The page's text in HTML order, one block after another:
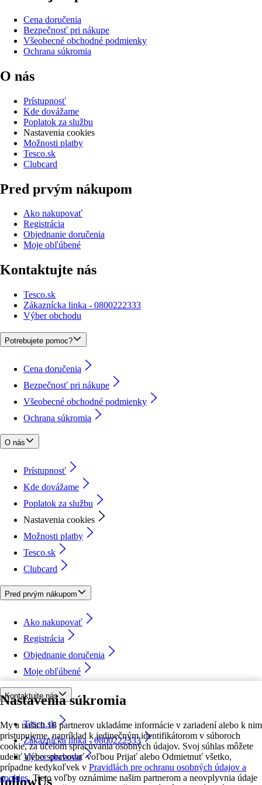
Nastavenia súkromia
My a našich 18 partnerov ukladáme informácie v zariadení alebo k nim
pristupujeme, napríklad k jedinečným identifikátorom v súboroch
cookie, za účelom spracúvania osobných údajov. Svoj súhlas môžete
udeliť alebo spravovať voľbou Prijať alebo Odmietnuť všetko,
prípadne kedykoľvek v Pravidlách pre ochranu osobných údajov a
cookies. Tieto voľby oznámime našim partnerom a neovplyvnia údaje
Cena doručenia
Bezpečnosť pri nákupe
Všeobecné obchodné podmienky
Ochrana súkromia
O nás
Prístupnosť
Kde dovážame
Poplatok za službu
Nastavenia cookies
Možnosti platby
Tesco.sk
Clubcard
Pred prvým nákupom
Ako nakupovať
Registrácia
Objednanie doručenia
Moje obľúbené
Kontaktujte nás
Tesco.sk
Zákaznícka linka - 0800222333
Výber obchodu
Potrebujete pomoc?
Cena doručenia
Bezpečnosť pri nákupe
Všeobecné obchodné podmienky
Ochrana súkromia
O nás
Prístupnosť
Kde dovážame
Poplatok za službu
Nastavenia cookies
Možnosti platby
Tesco.sk
Clubcard
Pred prvým nákupom
Ako nakupovať
Registrácia
Objednanie doručenia
Moje obľúbené
Kontaktujte nás
Tesco.sk
Zákaznícka linka - 0800222333
Výber obchodu
followUs